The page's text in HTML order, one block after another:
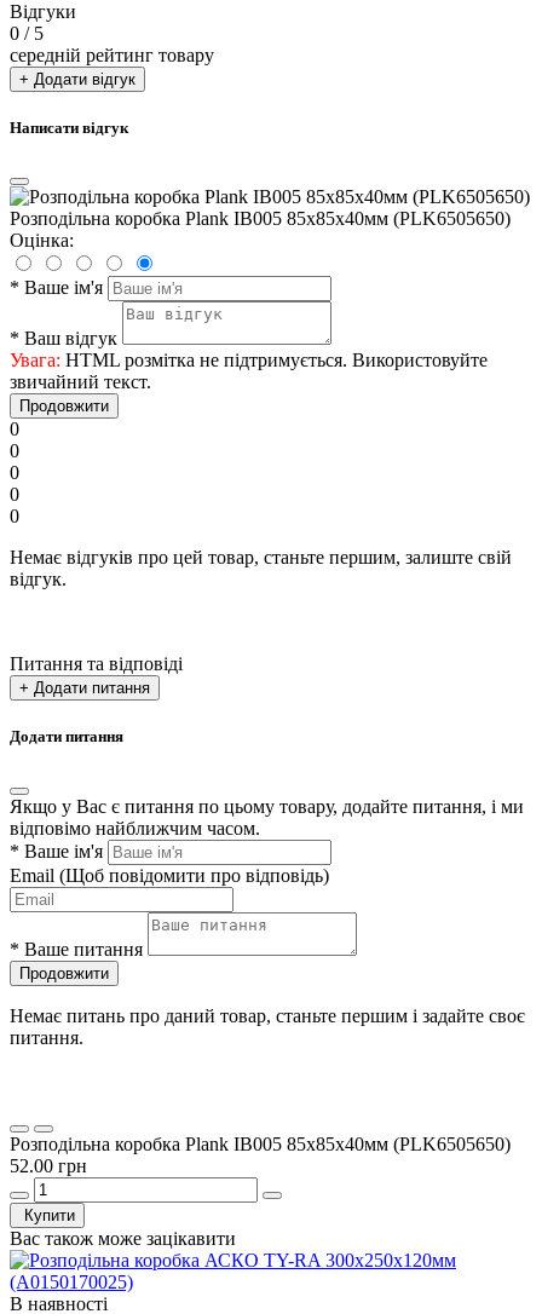
Відгуки
0 / 5
середній рейтинг товару
+ Додати відгук
Написати відгук
Розподільна коробка Plank IB005 85х85х40мм (PLK6505650)
Оцінка:
* Ваше ім'я
* Ваш відгук
Увага: HTML розмітка не підтримується. Використовуйте
звичайний текст.
Продовжити
0
0
0
0
0
Немає відгуків про цей товар, станьте першим, залиште свій
відгук.
Питання та відповіді
+ Додати питання
Додати питання
Якщо у Вас є питання по цьому товару, додайте питання, і ми
відповімо найближчим часом.
* Ваше ім'я
Email (Щоб повідомити про відповідь)
* Ваше питання
Продовжити
Немає питань про даний товар, станьте першим і задайте своє
питання.
Розподільна коробка Plank IB005 85х85х40мм (PLK6505650)
52.00 грн
Купити
Вас також може зацікавити
В наявності